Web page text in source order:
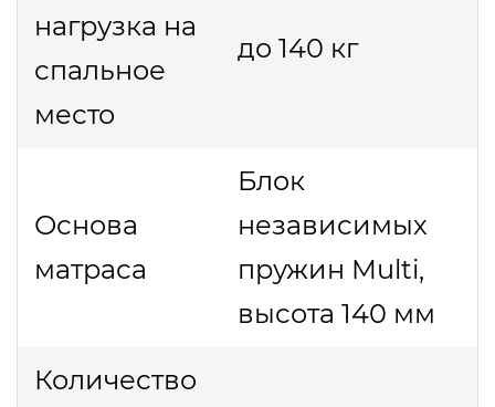
нагрузка на
спальное
место
до 140 кг
Основа
матраса
Блок
независимых
пружин Multi,
высота 140 мм
Количество